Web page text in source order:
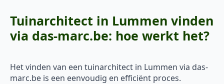
Tuinarchitect in Lummen vinden
via das-marc.be: hoe werkt het?
Het vinden van een tuinarchitect in Lummen via das-
marc.be is een eenvoudig en efficiënt proces.